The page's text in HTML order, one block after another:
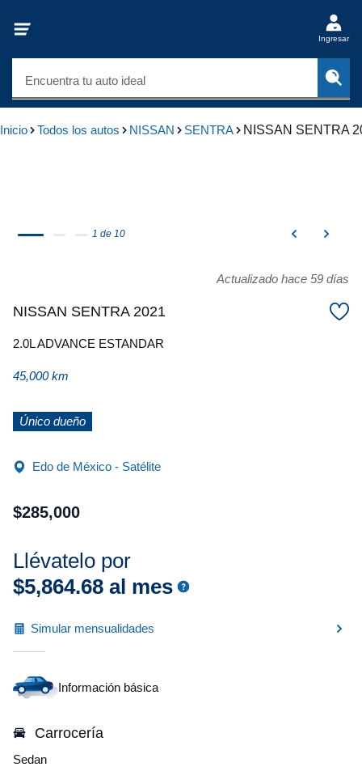
Ingresar
Encuentra tu auto ideal
Inicio Todos los autos NISSAN SENTRA NISSAN SENTRA
1 de 10
Actualizado hace 59 días
NISSAN SENTRA 2021
2.0L ADVANCE ESTANDAR
45,000 km
Único dueño
Edo de México - Satélite
$285,000
Llévatelo por
$5,864.68 al mes
Simular mensualidades
Información básica
Carrocería
Sedan